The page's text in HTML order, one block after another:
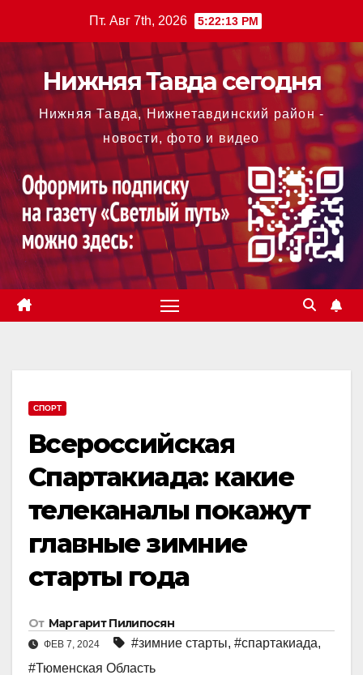
содержимому
Пт. Авг 7th, 2026 5:22:14 PM
Нижняя Тавда сегодня
Нижняя Тавда, Нижнетавдинский район -
новости, фото и видео
СПОРТ
Всероссийская
Спартакиада: какие
телеканалы покажут
главные зимние
старты года
От Маргарит Пилипосян
ФЕВ 7, 2024 #зимние старты, #спартакиада,
#Тюменская Область